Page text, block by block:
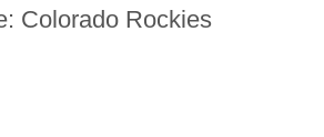
Colorado Rockies